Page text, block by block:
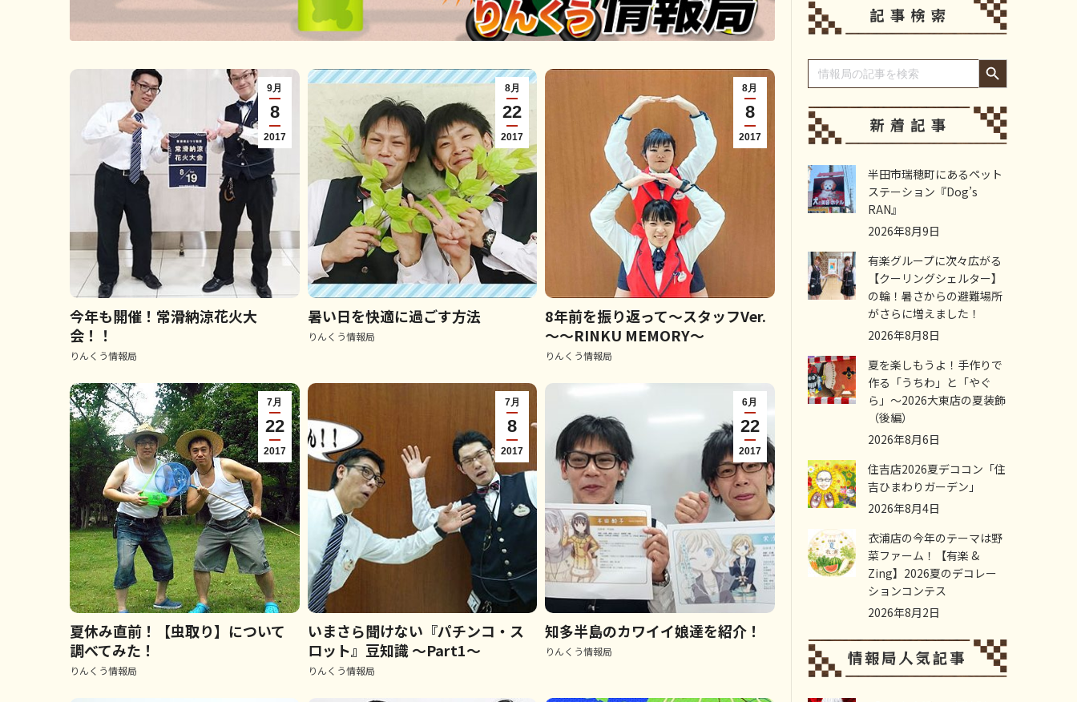
9月
8
2017
今年も開催！常滑納涼花火大
会！！
りんくう情報局
8月
22
2017
暑い日を快適に過ごす方法
りんくう情報局
8月
8
2017
8年前を振り返って～スタッフVer.
～～RINKU MEMORY～
りんくう情報局
7月
22
2017
夏休み直前！【虫取り】について
調べてみた！
りんくう情報局
7月
8
2017
いまさら聞けない『パチンコ・ス
ロット』豆知識 ～Part1～
りんくう情報局
6月
22
2017
知多半島のカワイイ娘達を紹介！
りんくう情報局
Search
for:
Search Button
半田市瑞穂町にあるペット
ステーション『Dog’s
RAN』
2026年8月9日
有楽グループに次々広がる
【クーリングシェルター】
の輪！暑さからの避難場所
がさらに増えました！
2026年8月8日
夏を楽しもうよ！手作りで
作る「うちわ」と「やぐ
ら」～2026大東店の夏装飾
（後編）
2026年8月6日
住吉店2026夏デココン「住
吉ひまわりガーデン」
2026年8月4日
衣浦店の今年のテーマは野
菜ファーム！【有楽 &
Zing】2026夏のデコレー
ションコンテス
2026年8月2日